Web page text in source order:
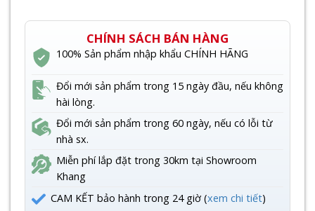
CHÍNH SÁCH BÁN HÀNG
100% Sản phẩm nhập khẩu CHÍNH HÃNG
Đổi mới sản phẩm trong 15 ngày đầu, nếu không
hài lòng.
Đổi mới sản phẩm trong 60 ngày, nếu có lỗi từ
nhà sx.
Miễn phí lắp đặt trong 30km tại Showroom
Khang
CAM KẾT bảo hành trong 24 giờ (xem chi tiết)